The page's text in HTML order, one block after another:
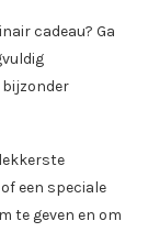
cadeau? Ga
bijzonder
of een speciale
te geven en om